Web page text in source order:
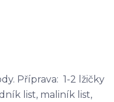
Příprava: 1-2 lžičky
list, maliník list,